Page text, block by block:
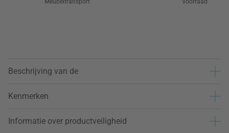
Beschrijving van de
Kenmerken
Informatie over productveiligheid